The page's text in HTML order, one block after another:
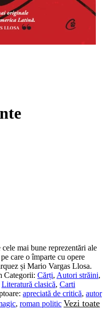
cele mai bune reprezentări ale
care o împarte cu opere
și Mario Vargas Llosa.
Categorii: Cărți, Autori străini,
Literatură clasică, Carti
apreciată de critică, autor
, roman politic Vezi toate